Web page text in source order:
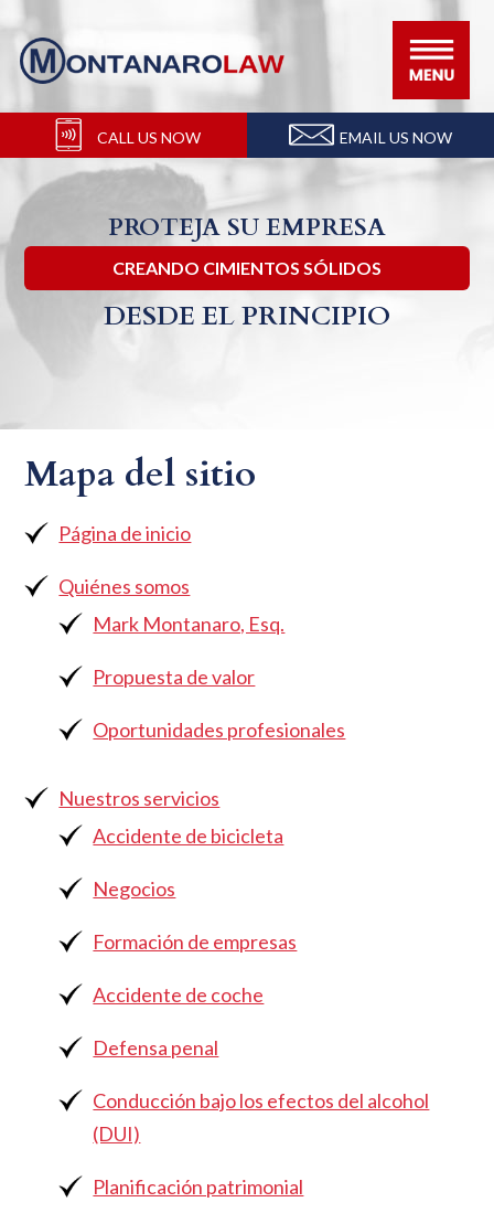
navegación
principal
contenido
principal
lateral
principal
página
CALL US NOW EMAIL US NOW
PROTEJA SU EMPRESA
CREANDO CIMIENTOS SÓLIDOS
DESDE EL PRINCIPIO
Mapa del sitio
Página de inicio
Quiénes somos
Mark Montanaro, Esq.
Propuesta de valor
Oportunidades profesionales
Nuestros servicios
Accidente de bicicleta
Negocios
Formación de empresas
Accidente de coche
Defensa penal
Conducción bajo los efectos del alcohol
(DUI)
Planificación patrimonial